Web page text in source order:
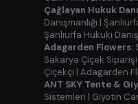
Çağlayan Hukuk
Danışmanlığı |
Şanlıurfa Hukuki
Adagarden Flowers:
Sakarya Çiçek Siparişi
Çiçekçi | Adagarden
ANT SKY Tente &
Sistemleri | Giyotin